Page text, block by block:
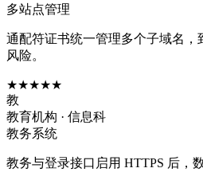
多站点管理
通配符证书统一管理多个子域名
风险。
★★★★★
教
教育机构 · 信息科
教务系统
教务与登录接口启用 HTTPS 后，